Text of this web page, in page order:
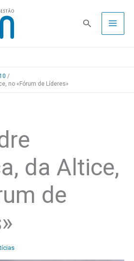
Pesquisa
no «Fórum de Líderes»
da Altice,
de